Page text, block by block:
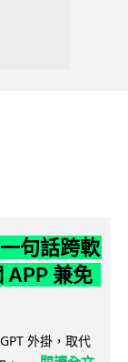
句話跨軟
APP 兼免
外掛，取代